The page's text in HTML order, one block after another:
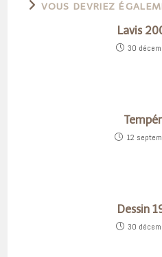
VOUS DEVRIEZ
Lavis
30
12
Dessin
30